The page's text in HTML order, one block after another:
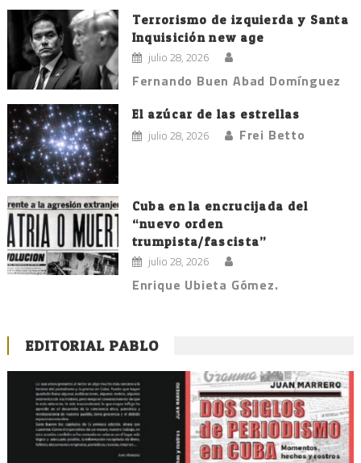
Terrorismo de izquierda y Santa
Inquisición new age
julio 28, 2026
Fernando Buen Abad Domínguez
El azúcar de las estrellas
julio 28, 2026 Frei Betto
Cuba en la encrucijada del
“nuevo orden
trumpista/fascista”
julio 28, 2026
Enrique Ubieta Gómez.
EDITORIAL PABLO